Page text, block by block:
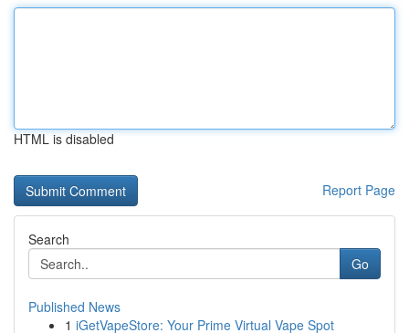
HTML is disabled
Report Page
Search
Go
Published News
1 iGetVapeStore: Your Prime Virtual Vape Spot